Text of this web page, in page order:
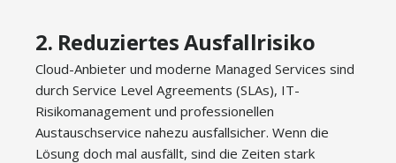
2. Reduziertes Ausfallrisiko
Cloud-Anbieter und moderne Managed Services sind
durch Service Level Agreements (SLAs), IT-
Risikomanagement und professionellen
Austauschservice nahezu ausfallsicher. Wenn die
Lösung doch mal ausfällt, sind die Zeiten stark